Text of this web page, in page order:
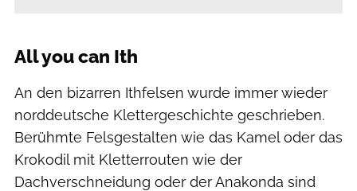
All you can Ith
An den bizarren Ithfelsen wurde immer wieder
norddeutsche Klettergeschichte geschrieben.
Berühmte Felsgestalten wie das Kamel oder das
Krokodil mit Kletterrouten wie der
Dachverschneidung oder der Anakonda sind